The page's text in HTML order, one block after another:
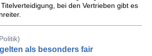
bei den Vertrieben gibt es
als besonders fair